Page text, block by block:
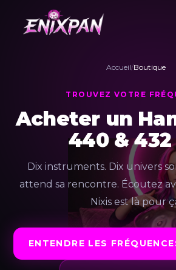
Accueil/Boutique
TROUVEZ VOTRE
Acheter un
440 & 432
Dix instruments. Dix univers
attend sa rencontre. Écoutez
Nixis est là pour
ENTENDRE LES